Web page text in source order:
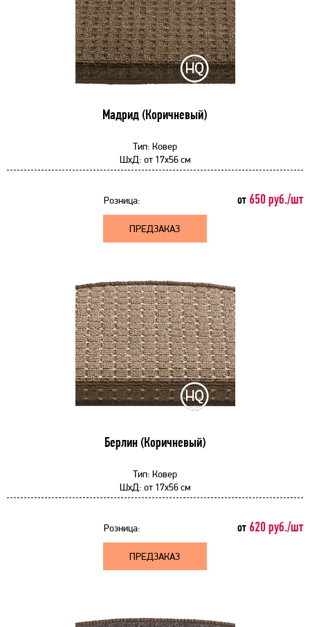
Мадрид (Коричневый)
Тип: Ковер
ШхД: от 17x56 см
Розница: от 650 руб./шт
ПРЕДЗАКАЗ
Берлин (Коричневый)
Тип: Ковер
ШхД: от 17x56 см
Розница: от 620 руб./шт
ПРЕДЗАКАЗ